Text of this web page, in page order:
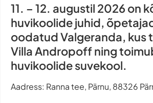
11. – 12. augustil 2026 on
huvikoolide juhid,
oodatud Valgeranda, kus
Villa Andropoff ning
huvikoolide suvekool.
Aadress: Ranna tee, Pärnu, 88326